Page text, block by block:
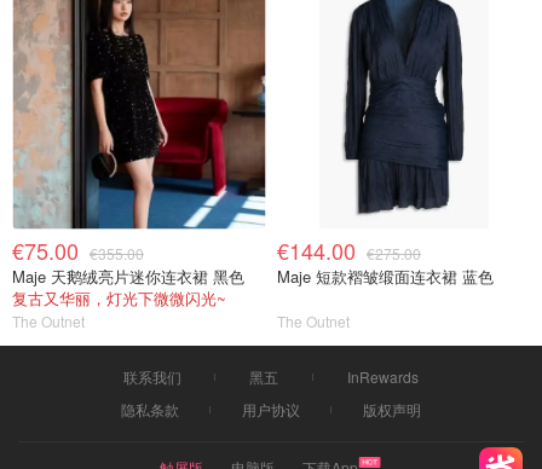
€75.00 €355.00
Maje 天鹅绒亮片迷你连衣裙 黑色
复古又华丽，灯光下微微闪光~
The Outnet
€144.00 €275.00
Maje 短款褶皱缎面连衣裙 蓝色
The Outnet
联系我们 黑五
InRewards
隐私条款
用户协议 版权声明